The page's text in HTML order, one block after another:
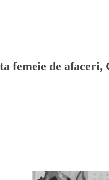
femeie de afaceri,